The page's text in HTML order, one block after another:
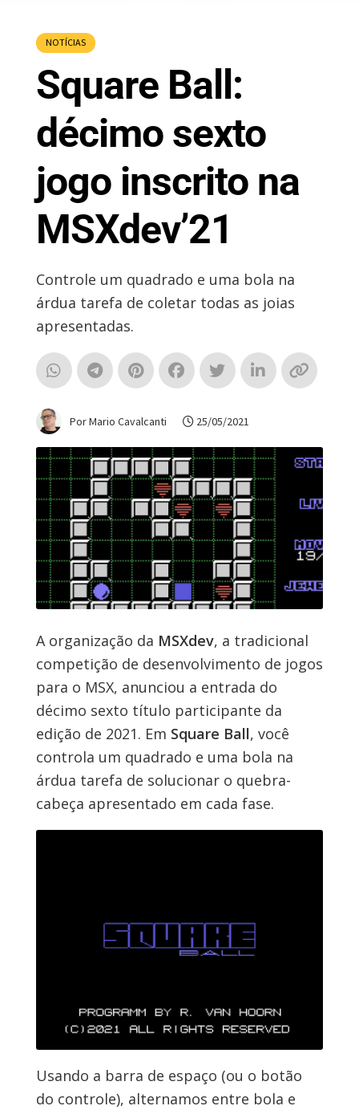
NOTÍCIAS
Square Ball:
décimo sexto
jogo inscrito na
MSXdev’21
Controle um quadrado e uma bola na
árdua tarefa de coletar todas as joias
apresentadas.
Por Mario Cavalcanti 25/05/2021
A organização da MSXdev, a tradicional
competição de desenvolvimento de jogos
para o MSX, anunciou a entrada do
décimo sexto título participante da
edição de 2021. Em Square Ball, você
controla um quadrado e uma bola na
árdua tarefa de solucionar o quebra-
cabeça apresentado em cada fase.
Usando a barra de espaço (ou o botão
do controle), alternamos entre bola e